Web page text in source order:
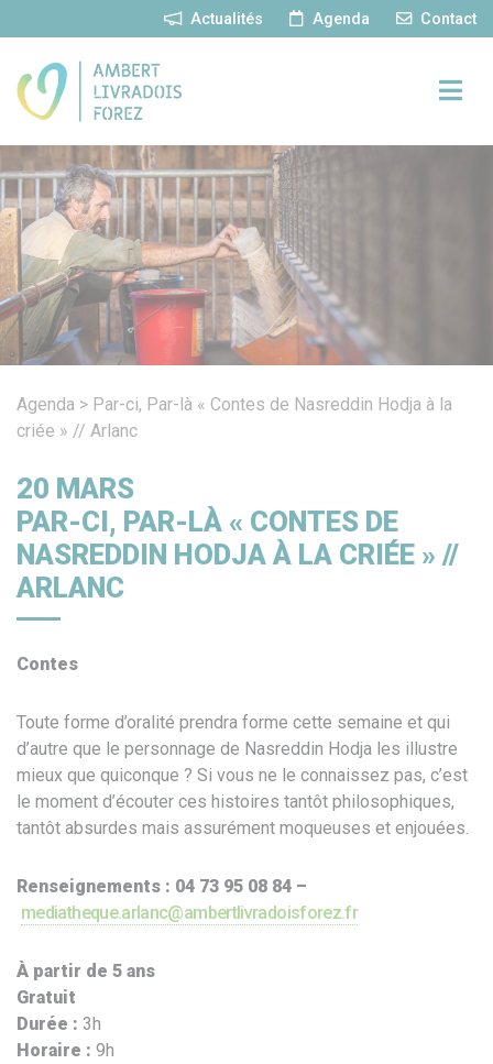
Actualités Agenda Contact
Agenda > Par-ci, Par-là « Contes de Nasreddin Hodja à la
criée » // Arlanc
20 MARS
PAR-CI, PAR-LÀ « CONTES DE
NASREDDIN HODJA À LA CRIÉE » //
ARLANC
Contes
Toute forme d’oralité prendra forme cette semaine et qui
d’autre que le personnage de Nasreddin Hodja les illustre
mieux que quiconque ? Si vous ne le connaissez pas, c’est
le moment d’écouter ces histoires tantôt philosophiques,
tantôt absurdes mais assurément moqueuses et enjouées.
Renseignements : 04 73 95 08 84 –
mediatheque.arlanc@ambertlivradoisforez.fr
À partir de 5 ans
Gratuit
Durée : 3h
Horaire : 9h
Panneau de gestion des cookies